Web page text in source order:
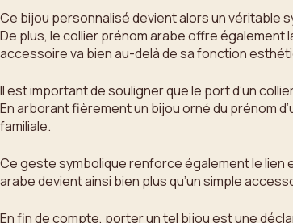
Ce bijou personnalisé devient alors un véritable
De plus, le collier prénom arabe offre
accessoire va bien au-delà de sa fonction
Il est important de souligner que le port d’un
En arborant fièrement un bijou orné du prénom
familiale.
Ce geste symbolique renforce également le lien
arabe devient ainsi bien plus qu’un simple
En fin de compte, porter un tel bijou est une